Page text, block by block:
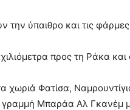
την ύπαιθρο και τις
προς τη Ράκα
χωριά Φατίσα,
Μπαράα Αλ Γκανέμ